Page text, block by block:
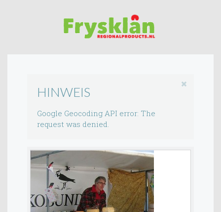
HINWEIS
Google Geocoding API error: The
request was denied.